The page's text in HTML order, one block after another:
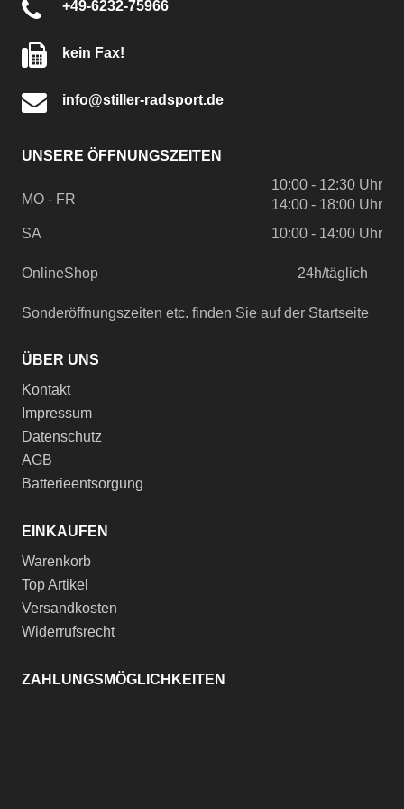
+49-6232-75966
kein Fax!
info@stiller-radsport.de
UNSERE ÖFFNUNGSZEITEN
MO - FR
10:00 - 12:30 Uhr
14:00 - 18:00 Uhr
SA
10:00 - 14:00 Uhr
OnlineShop 24h/täglich
Sonderöffnungszeiten etc. finden Sie auf der Startseite
ÜBER UNS
Kontakt
Impressum
Datenschutz
AGB
Batterieentsorgung
EINKAUFEN
Warenkorb
Top Artikel
Versandkosten
Widerrufsrecht
ZAHLUNGSMÖGLICHKEITEN